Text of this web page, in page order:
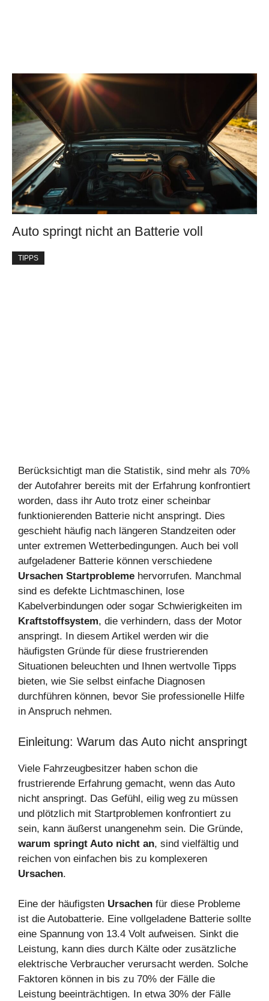
Auto springt nicht an Batterie voll
TIPPS
Berücksichtigt man die Statistik, sind mehr als 70%
der Autofahrer bereits mit der Erfahrung konfrontiert
worden, dass ihr Auto trotz einer scheinbar
funktionierenden Batterie nicht anspringt. Dies
geschieht häufig nach längeren Standzeiten oder
unter extremen Wetterbedingungen. Auch bei voll
aufgeladener Batterie können verschiedene
Ursachen Startprobleme hervorrufen. Manchmal
sind es defekte Lichtmaschinen, lose
Kabelverbindungen oder sogar Schwierigkeiten im
Kraftstoffsystem, die verhindern, dass der Motor
anspringt. In diesem Artikel werden wir die
häufigsten Gründe für diese frustrierenden
Situationen beleuchten und Ihnen wertvolle Tipps
bieten, wie Sie selbst einfache Diagnosen
durchführen können, bevor Sie professionelle Hilfe
in Anspruch nehmen.
Einleitung: Warum das Auto nicht anspringt
Viele Fahrzeugbesitzer haben schon die
frustrierende Erfahrung gemacht, wenn das Auto
nicht anspringt. Das Gefühl, eilig weg zu müssen
und plötzlich mit Startproblemen konfrontiert zu
sein, kann äußerst unangenehm sein. Die Gründe,
warum springt Auto nicht an, sind vielfältig und
reichen von einfachen bis zu komplexeren
Ursachen.
Eine der häufigsten Ursachen für diese Probleme
ist die Autobatterie. Eine vollgeladene Batterie sollte
eine Spannung von 13.4 Volt aufweisen. Sinkt die
Leistung, kann dies durch Kälte oder zusätzliche
elektrische Verbraucher verursacht werden. Solche
Faktoren können in bis zu 70% der Fälle die
Leistung beeinträchtigen. In etwa 30% der Fälle